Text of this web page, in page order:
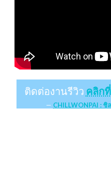
ติดต่องานรีวิว คลิก
CHILLWONPAI :